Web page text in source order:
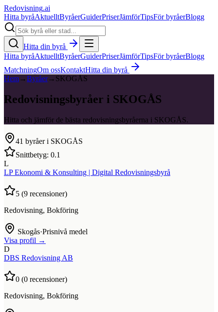
Redovisning.ai
Hitta byråAktuelltByråerGuiderPriserJämförTipsFör byråerBlogg
Hitta din byrå
Hitta byråAktuelltByråerGuiderPriserJämförTipsFör byråerBlogg
MatchningOm ossKontaktHitta din byrå
Hem→Byråer→ SKOGÅS
Redovisningsbyråer i SKOGÅS
Hitta och jämför de bästa redovisningsbyråerna i SKOGÅS.
41 byråer i SKOGÅS
Snittbetyg: 0.1
L
LP Ekonomi & Konsulting | Digital Redovisningsbyrå
5 (9 recensioner)
Redovisning, Bokföring
Skogås·Prisnivå medel
Visa profil →
D
DBS Redovisning AB
0 (0 recensioner)
Redovisning, Bokföring